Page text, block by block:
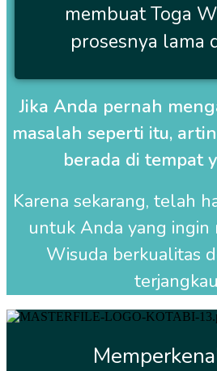
membuat Toga
prosesnya lama
Jika Anda pernah
masalah seperti itu,
berada di tempat
Karena sekarang, telah
untuk Anda yang ingin
Wisuda berkualitas